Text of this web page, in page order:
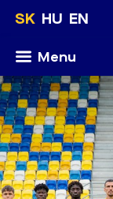
SK HU EN
Menu